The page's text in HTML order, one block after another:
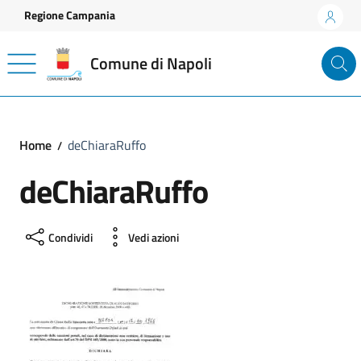
Vai ai contenuti
Vai al footer
Regione Campania
Comune di Napoli
Home deChiaraRuffo
deChiaraRuffo
Condividi Vedi azioni